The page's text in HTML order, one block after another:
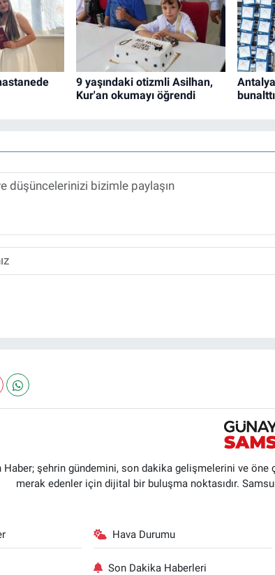
9 yaşındaki otizmli Asilhan,
Kur'an okumayı öğrendi
bunalttı
Haber; şehrin gündemini, son dakika gelişmelerini ve
merak edenler için dijital bir buluşma noktasıdır.
Hava Durumu
Son Dakika Haberleri